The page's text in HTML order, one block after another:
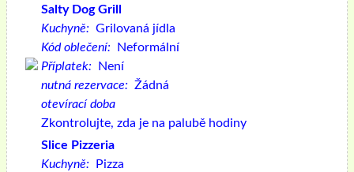
Salty Dog Grill
Kuchyně: Grilovaná jídla
Kód oblečení:
Neformální
Příplatek:
Není
nutná rezervace: Žádná
otevírací doba
Zkontrolujte, zda je na palubě hodiny
Slice Pizzeria
Kuchyně: Pizza